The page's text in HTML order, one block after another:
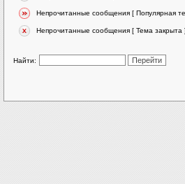
Непрочитанные сообщения [ Популярная
Непрочитанные сообщения [ Тема закрыта ]
Найти: